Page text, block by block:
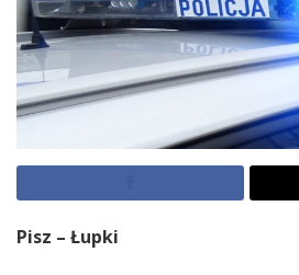
Pisz – Łupki